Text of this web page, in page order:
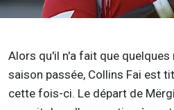
Alors qu'il n'a fait que
saison passée, Collins Fai est
cette fois-ci. Le départ de